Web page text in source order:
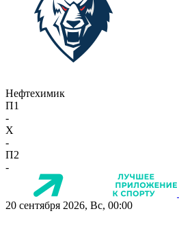
Нефтехимик
П1
-
X
-
П2
-
20 сентября 2026, Вс, 00:00